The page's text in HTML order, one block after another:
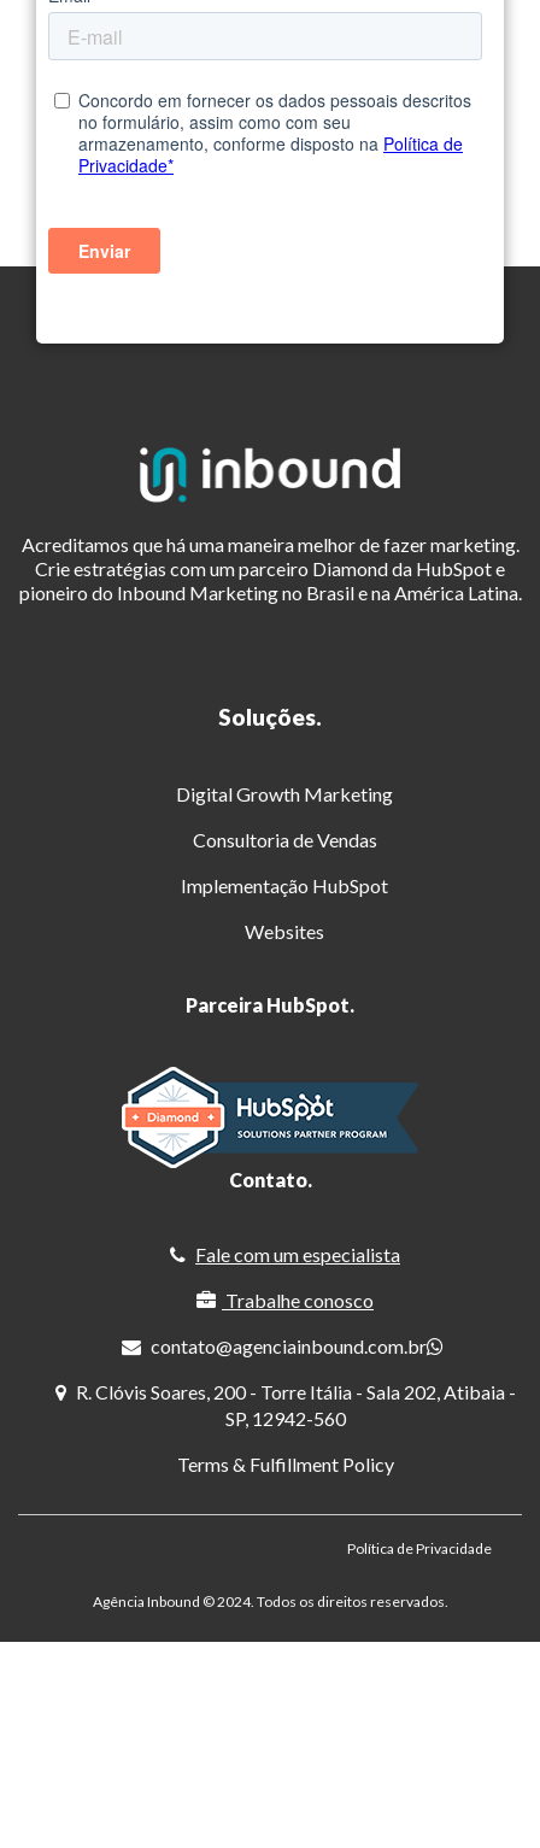
Acreditamos que há uma maneira melhor de fazer marketing.
Crie estratégias com um parceiro Diamond da HubSpot e
pioneiro do Inbound Marketing no Brasil e na América Latina.
Soluções.
Digital Growth Marketing
Consultoria de Vendas
Implementação HubSpot
Websites
Parceira HubSpot.
Contato.
Fale com um especialista
Trabalhe conosco
contato@agenciainbound.com.br
R. Clóvis Soares, 200 - Torre Itália - Sala 202, Atibaia -
SP, 12942-560
Terms & Fulfillment Policy
Agência Inbound ©️ 2024. Todos os direitos reservados.
Política de Privacidade